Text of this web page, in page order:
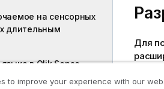
на сенсорных
длительным
в Qlik Sense
справа налево в
Для
to improve your experience with our